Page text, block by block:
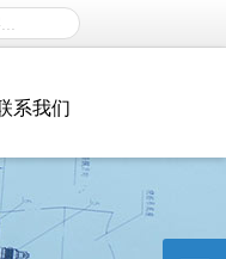
系我们